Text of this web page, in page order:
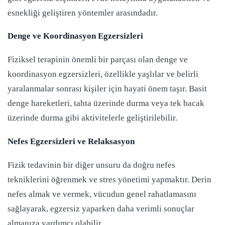
esnekliği geliştiren yöntemler arasındadır.
Denge ve Koordinasyon Egzersizleri
Fiziksel terapinin önemli bir parçası olan denge ve
koordinasyon egzersizleri, özellikle yaşlılar ve belirli
yaralanmalar sonrası kişiler için hayati önem taşır. Basit
denge hareketleri, tahta üzerinde durma veya tek bacak
üzerinde durma gibi aktivitelerle geliştirilebilir.
Nefes Egzersizleri ve Relaksasyon
Fizik tedavinin bir diğer unsuru da doğru nefes
tekniklerini öğrenmek ve stres yönetimi yapmaktır. Derin
nefes almak ve vermek, vücudun genel rahatlamasını
sağlayarak, egzersiz yaparken daha verimli sonuçlar